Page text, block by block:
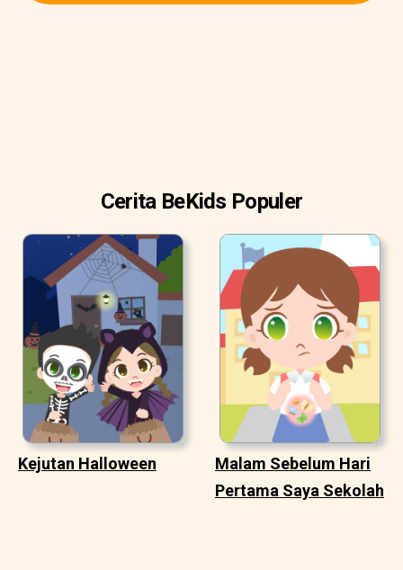
Cerita BeKids Populer
Kejutan Halloween
Malam Sebelum Hari
Pertama Saya Sekolah